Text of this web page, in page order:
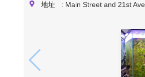
地址 : Main Street and 21st